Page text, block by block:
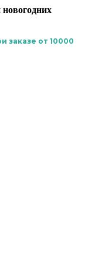
заказе от 10000